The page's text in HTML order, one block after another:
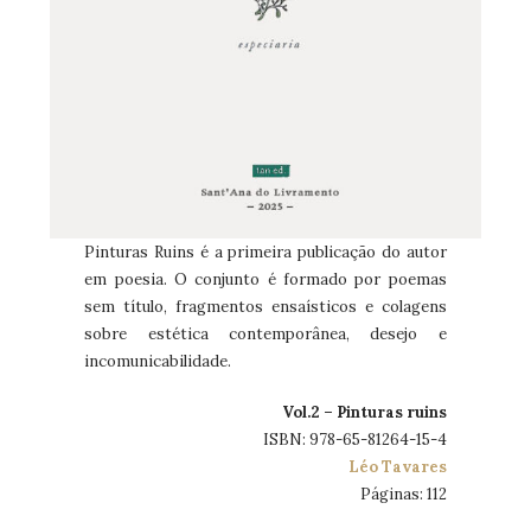
Pinturas Ruins é a primeira publicação do autor
em poesia. O conjunto é formado por poemas
sem título, fragmentos ensaísticos e colagens
sobre estética contemporânea, desejo e
incomunicabilidade.
Vol.2 – Pinturas ruins
ISBN: 978-65-81264-15-4
Léo Tavares
Páginas: 112